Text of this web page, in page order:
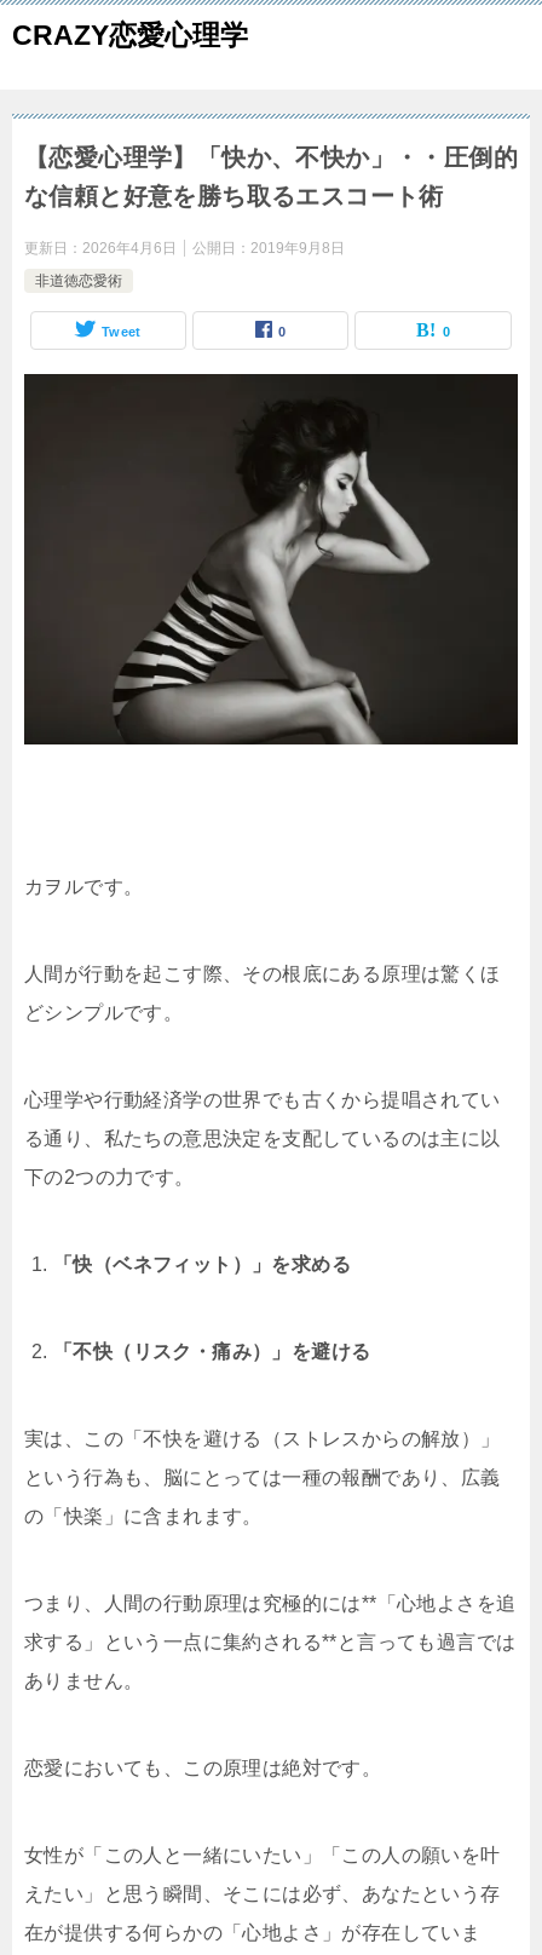
CRAZY恋愛心理学
【恋愛心理学】「快か、不快か」・・圧倒的
な信頼と好意を勝ち取るエスコート術
更新日： 2026年4月6日 公開日： 2019年9月8日
非道徳恋愛術
Tweet 0 0
カヲルです。
人間が行動を起こす際、その根底にある原理は驚くほ
どシンプルです。
心理学や行動経済学の世界でも古くから提唱されてい
る通り、私たちの意思決定を支配しているのは主に以
下の2つの力です。
「快（ベネフィット）」を求める
「不快（リスク・痛み）」を避ける
実は、この「不快を避ける（ストレスからの解放）」
という行為も、脳にとっては一種の報酬であり、広義
の「快楽」に含まれます。
つまり、人間の行動原理は究極的には**「心地よさを追
求する」という一点に集約される**と言っても過言では
ありません。
恋愛においても、この原理は絶対です。
女性が「この人と一緒にいたい」「この人の願いを叶
えたい」と思う瞬間、そこには必ず、あなたという存
在が提供する何らかの「心地よさ」が存在していま